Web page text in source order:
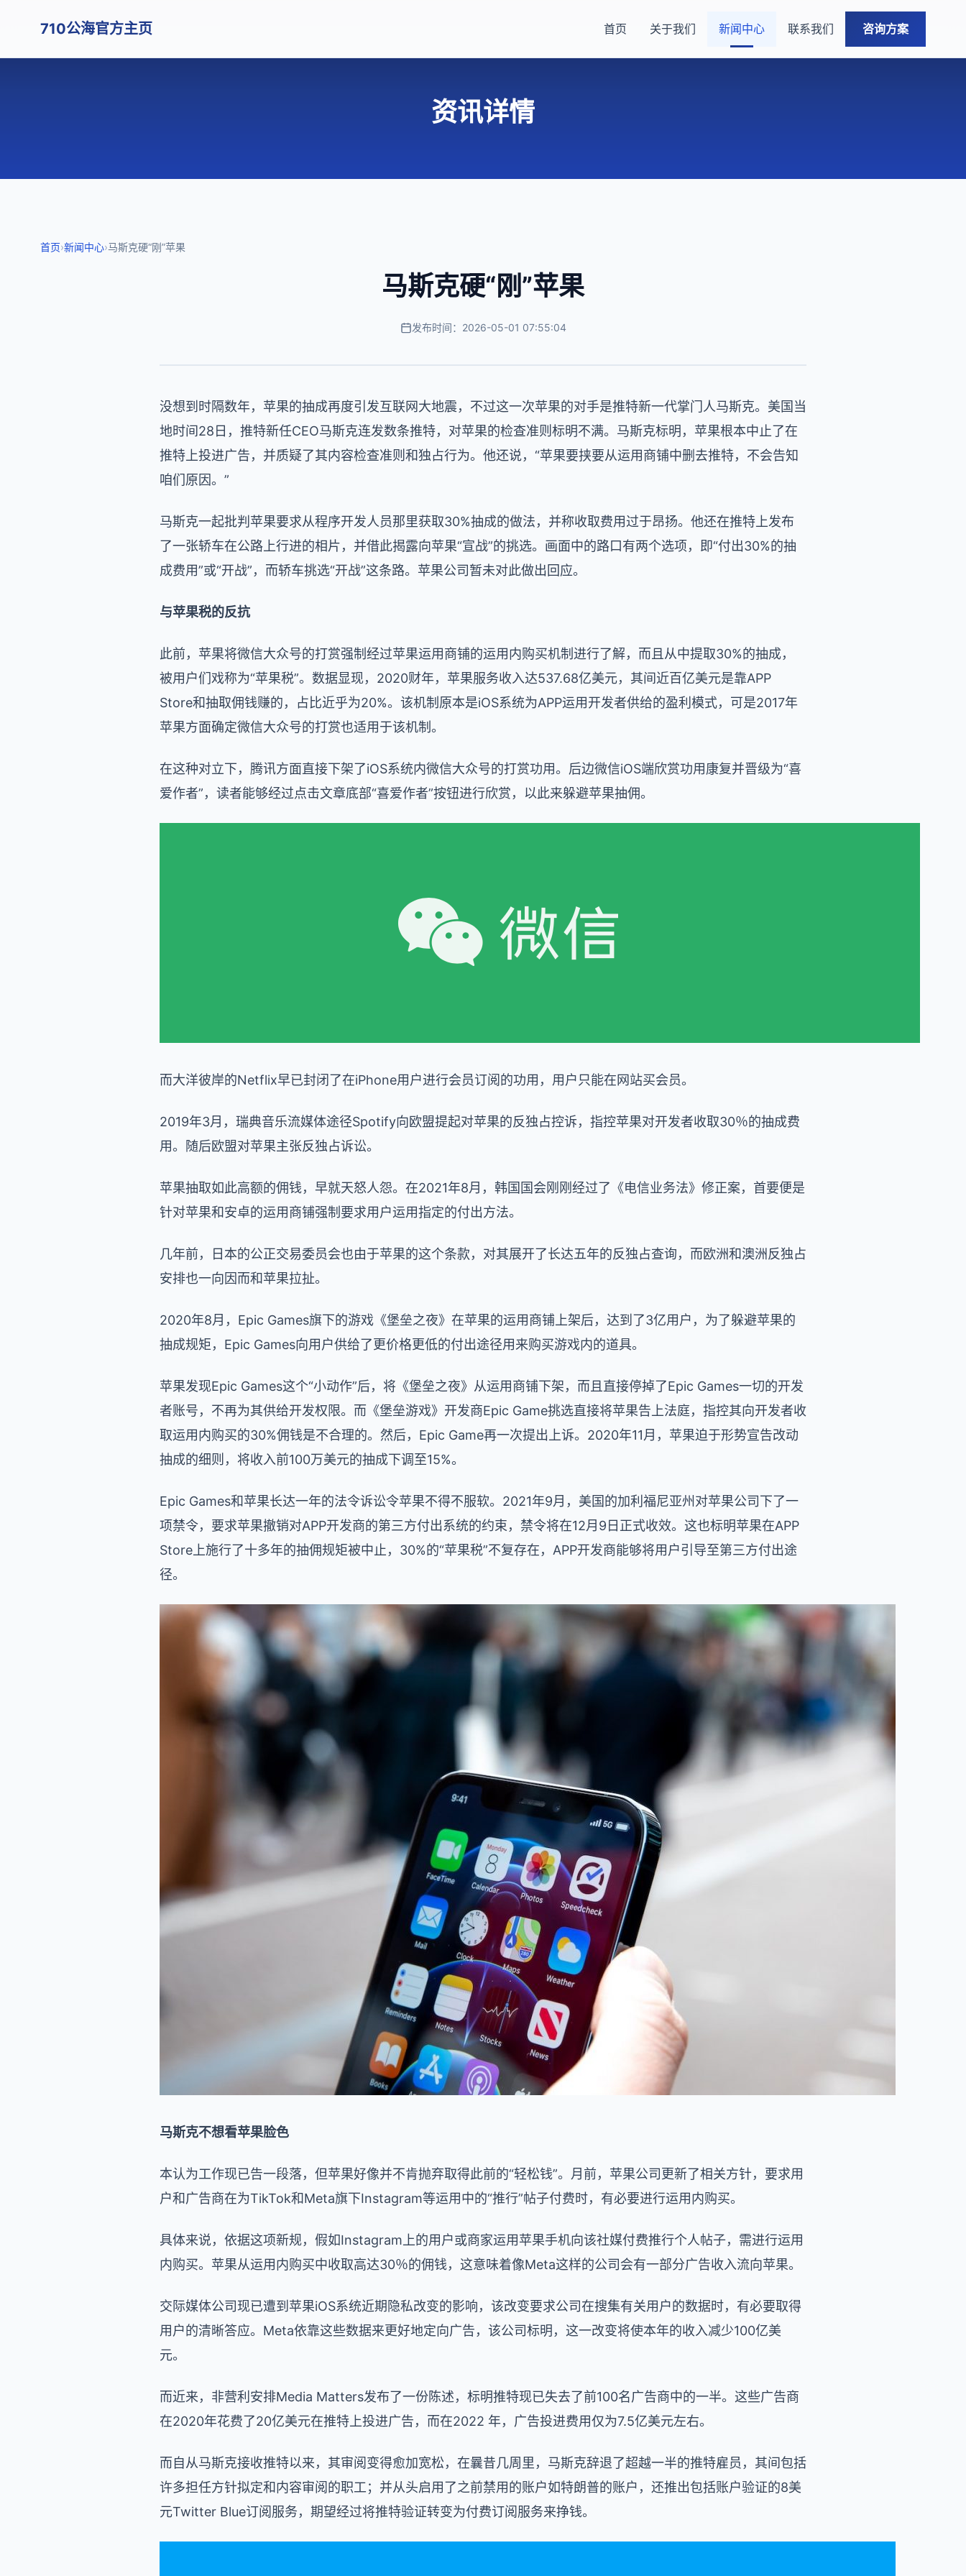
710公海官方主页 首页 关于我们 新闻中心 联系我们 咨询方案
资讯详情
首页›新闻中心›马斯克硬“刚”苹果
马斯克硬“刚”苹果
发布时间：2026-05-01 07:55:04
没想到时隔数年，苹果的抽成再度引发互联网大地震，不过这一次苹果的对手是推特新一代掌门人马斯克。美国当
地时间28日，推特新任CEO马斯克连发数条推特，对苹果的检查准则标明不满。马斯克标明，苹果根本中止了在
推特上投进广告，并质疑了其内容检查准则和独占行为。他还说，“苹果要挟要从运用商铺中删去推特，不会告知
咱们原因。”
马斯克一起批判苹果要求从程序开发人员那里获取30%抽成的做法，并称收取费用过于昂扬。他还在推特上发布
了一张轿车在公路上行进的相片，并借此揭露向苹果“宣战”的挑选。画面中的路口有两个选项，即“付出30%的抽
成费用”或“开战”，而轿车挑选“开战”这条路。苹果公司暂未对此做出回应。
与苹果税的反抗
此前，苹果将微信大众号的打赏强制经过苹果运用商铺的运用内购买机制进行了解，而且从中提取30%的抽成，
被用户们戏称为“苹果税”。数据显现，2020财年，苹果服务收入达537.68亿美元，其间近百亿美元是靠APP
Store和抽取佣钱赚的，占比近乎为20%。该机制原本是iOS系统为APP运用开发者供给的盈利模式，可是2017年
苹果方面确定微信大众号的打赏也适用于该机制。
在这种对立下，腾讯方面直接下架了iOS系统内微信大众号的打赏功用。后边微信iOS端欣赏功用康复并晋级为“喜
爱作者”，读者能够经过点击文章底部“喜爱作者”按钮进行欣赏，以此来躲避苹果抽佣。
而大洋彼岸的Netflix早已封闭了在iPhone用户进行会员订阅的功用，用户只能在网站买会员。
2019年3月，瑞典音乐流媒体途径Spotify向欧盟提起对苹果的反独占控诉，指控苹果对开发者收取30％的抽成费
用。随后欧盟对苹果主张反独占诉讼。
苹果抽取如此高额的佣钱，早就天怒人怨。在2021年8月，韩国国会刚刚经过了《电信业务法》修正案，首要便是
针对苹果和安卓的运用商铺强制要求用户运用指定的付出方法。
几年前，日本的公正交易委员会也由于苹果的这个条款，对其展开了长达五年的反独占查询，而欧洲和澳洲反独占
安排也一向因而和苹果拉扯。
2020年8月，Epic Games旗下的游戏《堡垒之夜》在苹果的运用商铺上架后，达到了3亿用户，为了躲避苹果的
抽成规矩，Epic Games向用户供给了更价格更低的付出途径用来购买游戏内的道具。
苹果发现Epic Games这个“小动作”后，将《堡垒之夜》从运用商铺下架，而且直接停掉了Epic Games一切的开发
者账号，不再为其供给开发权限。而《堡垒游戏》开发商Epic Game挑选直接将苹果告上法庭，指控其向开发者收
取运用内购买的30%佣钱是不合理的。然后，Epic Game再一次提出上诉。2020年11月，苹果迫于形势宣告改动
抽成的细则，将收入前100万美元的抽成下调至15%。
Epic Games和苹果长达一年的法令诉讼令苹果不得不服软。2021年9月，美国的加利福尼亚州对苹果公司下了一
项禁令，要求苹果撤销对APP开发商的第三方付出系统的约束，禁令将在12月9日正式收效。这也标明苹果在APP
Store上施行了十多年的抽佣规矩被中止，30%的“苹果税”不复存在，APP开发商能够将用户引导至第三方付出途
径。
马斯克不想看苹果脸色
本认为工作现已告一段落，但苹果好像并不肯抛弃取得此前的“轻松钱”。月前，苹果公司更新了相关方针，要求用
户和广告商在为TikTok和Meta旗下Instagram等运用中的“推行”帖子付费时，有必要进行运用内购买。
具体来说，依据这项新规，假如Instagram上的用户或商家运用苹果手机向该社媒付费推行个人帖子，需进行运用
内购买。苹果从运用内购买中收取高达30％的佣钱，这意味着像Meta这样的公司会有一部分广告收入流向苹果。
交际媒体公司现已遭到苹果iOS系统近期隐私改变的影响，该改变要求公司在搜集有关用户的数据时，有必要取得
用户的清晰答应。Meta依靠这些数据来更好地定向广告，该公司标明，这一改变将使本年的收入减少100亿美
元。
而近来，非营利安排Media Matters发布了一份陈述，标明推特现已失去了前100名广告商中的一半。这些广告商
在2020年花费了20亿美元在推特上投进广告，而在2022 年，广告投进费用仅为7.5亿美元左右。
而自从马斯克接收推特以来，其审阅变得愈加宽松，在曩昔几周里，马斯克辞退了超越一半的推特雇员，其间包括
许多担任方针拟定和内容审阅的职工；并从头启用了之前禁用的账户如特朗普的账户，还推出包括账户验证的8美
元Twitter Blue订阅服务，期望经过将推特验证转变为付费订阅服务来挣钱。